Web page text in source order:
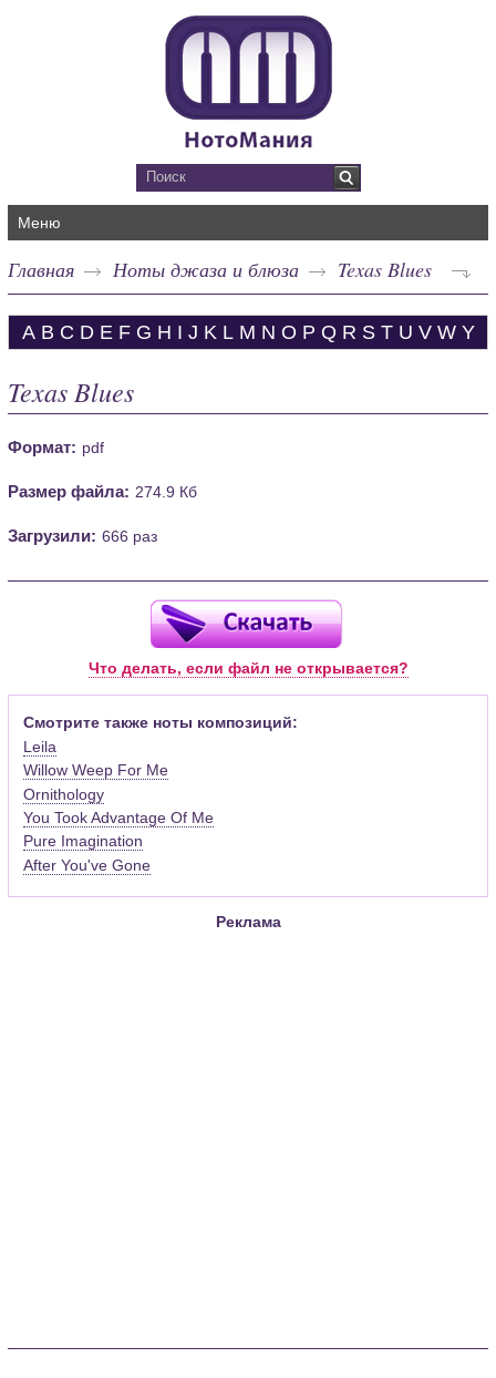
Меню
Главная Ноты джаза и блюза Texas Blues
A B C D E F G H I J K L M N O P Q R S T U V W Y
Texas Blues
Формат: pdf
Размер файла: 274.9 Кб
Загрузили: 666 раз
Что делать, если файл не открывается?
Смотрите также ноты композиций:
Leila
Willow Weep For Me
Ornithology
You Took Advantage Of Me
Pure Imagination
After You've Gone
Реклама